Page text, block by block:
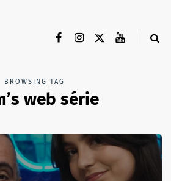
BROWSING TAG
web série